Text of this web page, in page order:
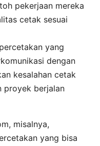
pekerjaan mereka
cetak sesuai
yang
dengan
kesalahan cetak
proyek berjalan
misalnya,
yang bisa